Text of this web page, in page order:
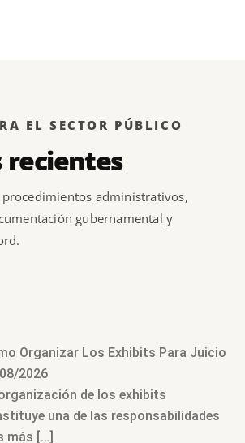
EL SECTOR PÚBLICO
administrativos,
gubernamental y
Organizar Los Exhibits Para Juicio
2026
de los exhibits
una de las responsabilidades
más […]